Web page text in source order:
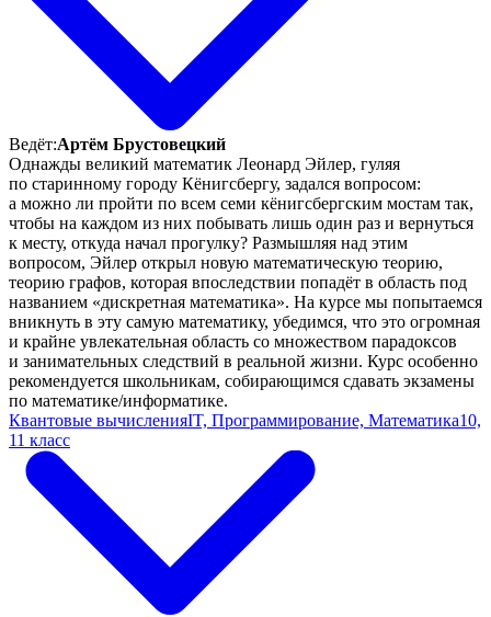
Ведёт:Артём Брустовецкий
Однажды великий математик Леонард Эйлер, гуляя
по старинному городу Кёнигсбергу, задался вопросом:
а можно ли пройти по всем семи кёнигсбергским мостам так,
чтобы на каждом из них побывать лишь один раз и вернуться
к месту, откуда начал прогулку? Размышляя над этим
вопросом, Эйлер открыл новую математическую теорию,
теорию графов, которая впоследствии попадёт в область под
названием «дискретная математика». На курсе мы попытаемся
вникнуть в эту самую математику, убедимся, что это огромная
и крайне увлекательная область со множеством парадоксов
и занимательных следствий в реальной жизни. Курс особенно
рекомендуется школьникам, собирающимся сдавать экзамены
по математике/информатике.
Квантовые вычисленияIT, Программирование, Математика10,
11 класс